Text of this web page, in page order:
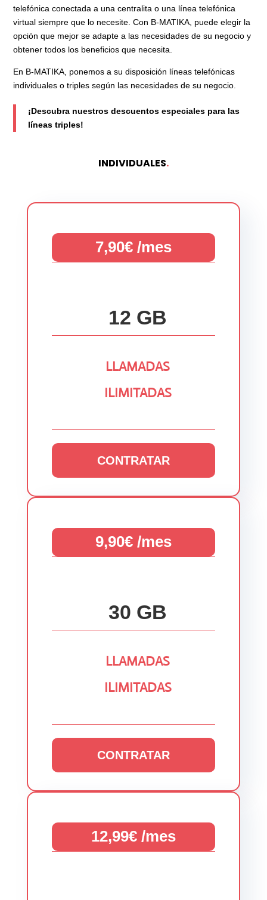
telefónica conectada a una centralita o una línea telefónica
virtual siempre que lo necesite. Con B-MATIKA, puede elegir la
opción que mejor se adapte a las necesidades de su negocio y
obtener todos los beneficios que necesita.
En B-MATIKA, ponemos a su disposición líneas telefónicas
individuales o triples según las necesidades de su negocio.
¡Descubra nuestros descuentos especiales para las
líneas triples!
INDIVIDUALES.
7,90€ /mes
12 GB
LLAMADAS
ILIMITADAS
CONTRATAR
9,90€ /mes
30 GB
LLAMADAS
ILIMITADAS
CONTRATAR
12,99€ /mes